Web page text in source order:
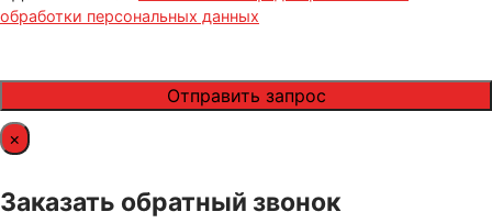
обработки персональных данных
×
Заказать обратный звонок